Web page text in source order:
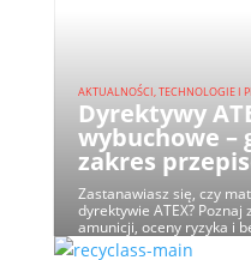
AKTUALNOŚCI, TECHNOLOGIE I
Dyrektywy
wybuchowe –
zakres
Zastanawiasz się, czy
dyrektywie ATEX?
amunicji, oceny ryzyka i